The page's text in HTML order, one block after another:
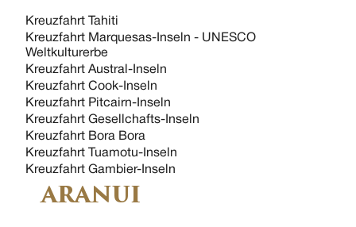
Kreuzfahrt Tahiti
Kreuzfahrt Marquesas-Inseln - UNESCO
Weltkulturerbe
Kreuzfahrt Austral-Inseln
Kreuzfahrt Cook-Inseln
Kreuzfahrt Pitcairn-Inseln
Kreuzfahrt Gesellchafts-Inseln
Kreuzfahrt Bora Bora
Kreuzfahrt Tuamotu-Inseln
Kreuzfahrt Gambier-Inseln
ARANUI